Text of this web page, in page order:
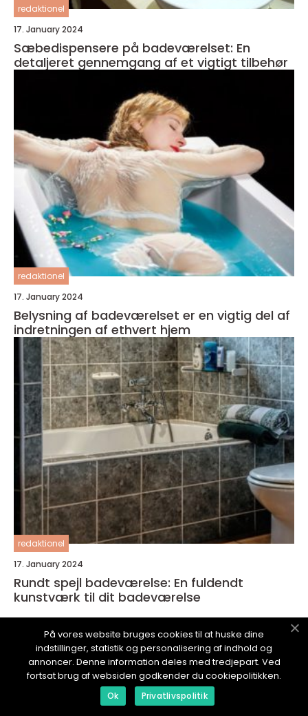
redaktionel
17. January 2024
Sæbedispensere på badeværelset: En
detaljeret gennemgang af et vigtigt tilbehør
redaktionel
17. January 2024
Belysning af badeværelset er en vigtig del af
indretningen af ethvert hjem
redaktionel
17. January 2024
Rundt spejl badeværelse: En fuldendt
kunstværk til dit badeværelse
HAVENØRD.dk
På vores website bruges cookies til at huske dine
indstillinger, statistik og personalisering af indhold og
annoncer. Denne information deles med tredjepart. Ved
fortsat brug af websiden godkender du cookiepolitikken.
Ok Privatlivspolitik